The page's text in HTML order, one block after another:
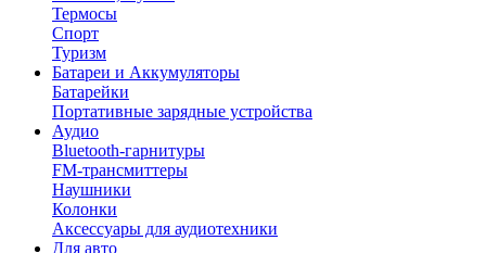
Термосы
Спорт
Туризм
Батареи и Аккумуляторы
Батарейки
Портативные зарядные устройства
Аудио
Bluetooth-гарнитуры
FM-трансмиттеры
Наушники
Колонки
Аксессуары для аудиотехники
Для авто